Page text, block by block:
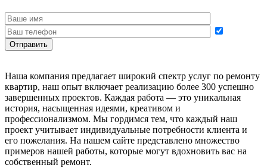
Наша компания предлагает широкий спектр услуг по ремонту
квартир, наш опыт включает реализацию более 300 успешно
завершенных проектов. Каждая работа — это уникальная
история, насыщенная идеями, креативом и
профессионализмом. Мы гордимся тем, что каждый наш
проект учитывает индивидуальные потребности клиента и
его пожелания. На нашем сайте представлено множество
примеров нашей работы, которые могут вдохновить вас на
собственный ремонт.